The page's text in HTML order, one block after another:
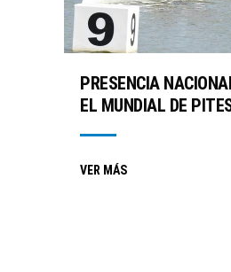
PRESENCIA
EL MUNDIAL DE
VER MÁS